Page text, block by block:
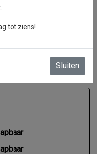
RPM
tot ziens!
Sluiten